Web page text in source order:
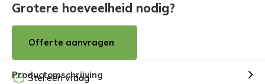
Grotere hoeveelheid nodig?
Offerte aanvragen
Stel een vraag
Productomschrijving